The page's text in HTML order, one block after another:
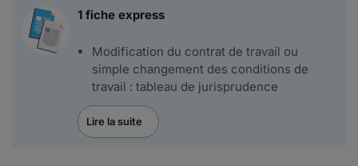
1 fiche express
Modification du contrat de travail ou
simple changement des conditions de
travail : tableau de jurisprudence
Lire la suite